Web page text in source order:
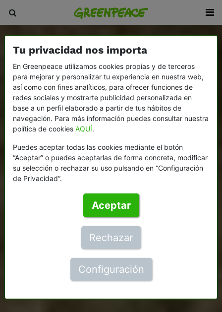
Tu privacidad nos importa
En Greenpeace utilizamos cookies propias y de terceros
para mejorar y personalizar tu experiencia en nuestra web,
así como con fines analíticos, para ofrecer funciones de
redes sociales y mostrarte publicidad personalizada en
base a un perfil elaborado a partir de tus hábitos de
navegación. Para más información puedes consultar nuestra
política de cookies AQUÍ.
Puedes aceptar todas las cookies mediante el botón
“Aceptar” o puedes aceptarlas de forma concreta, modificar
su selección o rechazar su uso pulsando en “Configuración
de Privacidad”.
Aceptar
Rechazar
Configuración